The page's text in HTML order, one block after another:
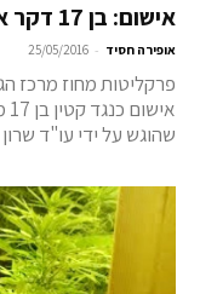
אישום: בן 17 דקר את חברו למוות
אופירה חסיד -
25/05/2016
פרקליטות מחוז מרכז
שהוגש על ידי עו"ד